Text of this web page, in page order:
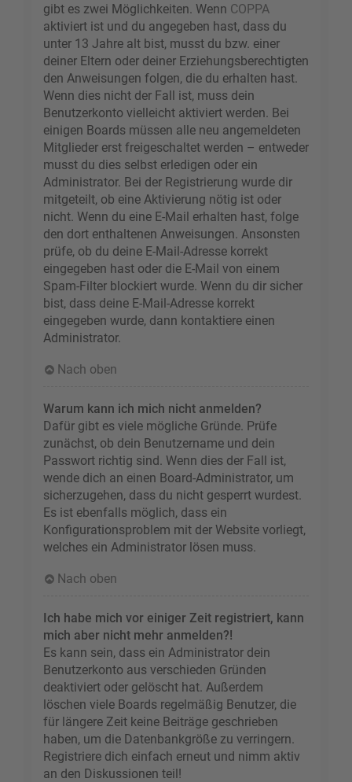
gibt es zwei Möglichkeiten. Wenn COPPA
aktiviert ist und du angegeben hast, dass du
unter 13 Jahre alt bist, musst du bzw. einer
deiner Eltern oder deiner Erziehungsberechtigten
den Anweisungen folgen, die du erhalten hast.
Wenn dies nicht der Fall ist, muss dein
Benutzerkonto vielleicht aktiviert werden. Bei
einigen Boards müssen alle neu angemeldeten
Mitglieder erst freigeschaltet werden – entweder
musst du dies selbst erledigen oder ein
Administrator. Bei der Registrierung wurde dir
mitgeteilt, ob eine Aktivierung nötig ist oder
nicht. Wenn du eine E-Mail erhalten hast, folge
den dort enthaltenen Anweisungen. Ansonsten
prüfe, ob du deine E-Mail-Adresse korrekt
eingegeben hast oder die E-Mail von einem
Spam-Filter blockiert wurde. Wenn du dir sicher
bist, dass deine E-Mail-Adresse korrekt
eingegeben wurde, dann kontaktiere einen
Administrator.
Nach oben
Warum kann ich mich nicht anmelden?
Dafür gibt es viele mögliche Gründe. Prüfe
zunächst, ob dein Benutzername und dein
Passwort richtig sind. Wenn dies der Fall ist,
wende dich an einen Board-Administrator, um
sicherzugehen, dass du nicht gesperrt wurdest.
Es ist ebenfalls möglich, dass ein
Konfigurationsproblem mit der Website vorliegt,
welches ein Administrator lösen muss.
Nach oben
Ich habe mich vor einiger Zeit registriert, kann
mich aber nicht mehr anmelden?!
Es kann sein, dass ein Administrator dein
Benutzerkonto aus verschieden Gründen
deaktiviert oder gelöscht hat. Außerdem
löschen viele Boards regelmäßig Benutzer, die
für längere Zeit keine Beiträge geschrieben
haben, um die Datenbankgröße zu verringern.
Registriere dich einfach erneut und nimm aktiv
an den Diskussionen teil!